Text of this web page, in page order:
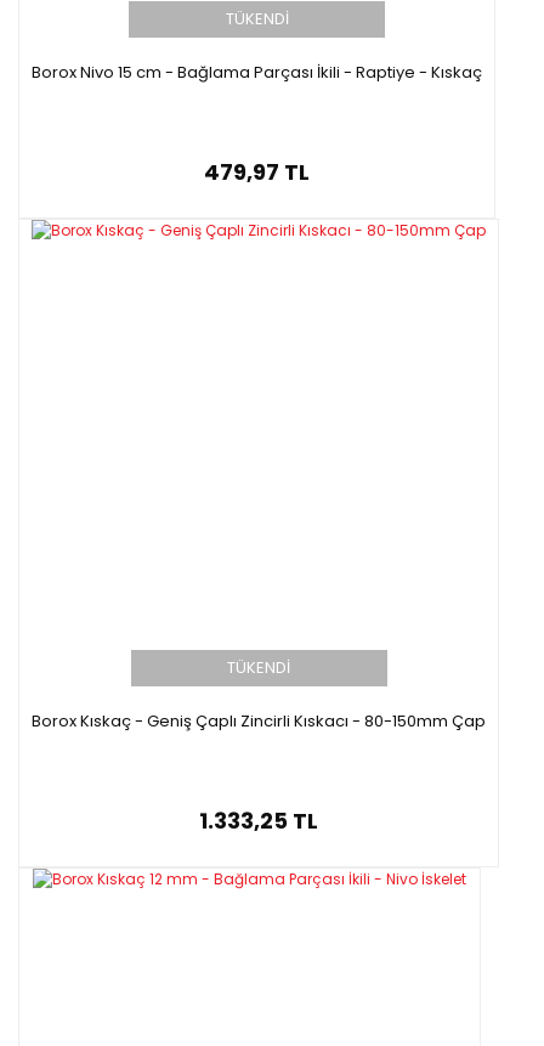
TÜKENDİ
Borox Nivo 15 cm - Bağlama Parçası İkili - Raptiye - Kıskaç
479,97 TL
TÜKENDİ
Borox Kıskaç - Geniş Çaplı Zincirli Kıskacı - 80-150mm Çap
1.333,25 TL